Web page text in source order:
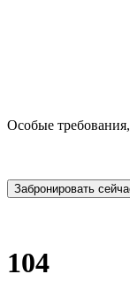
Особые
104